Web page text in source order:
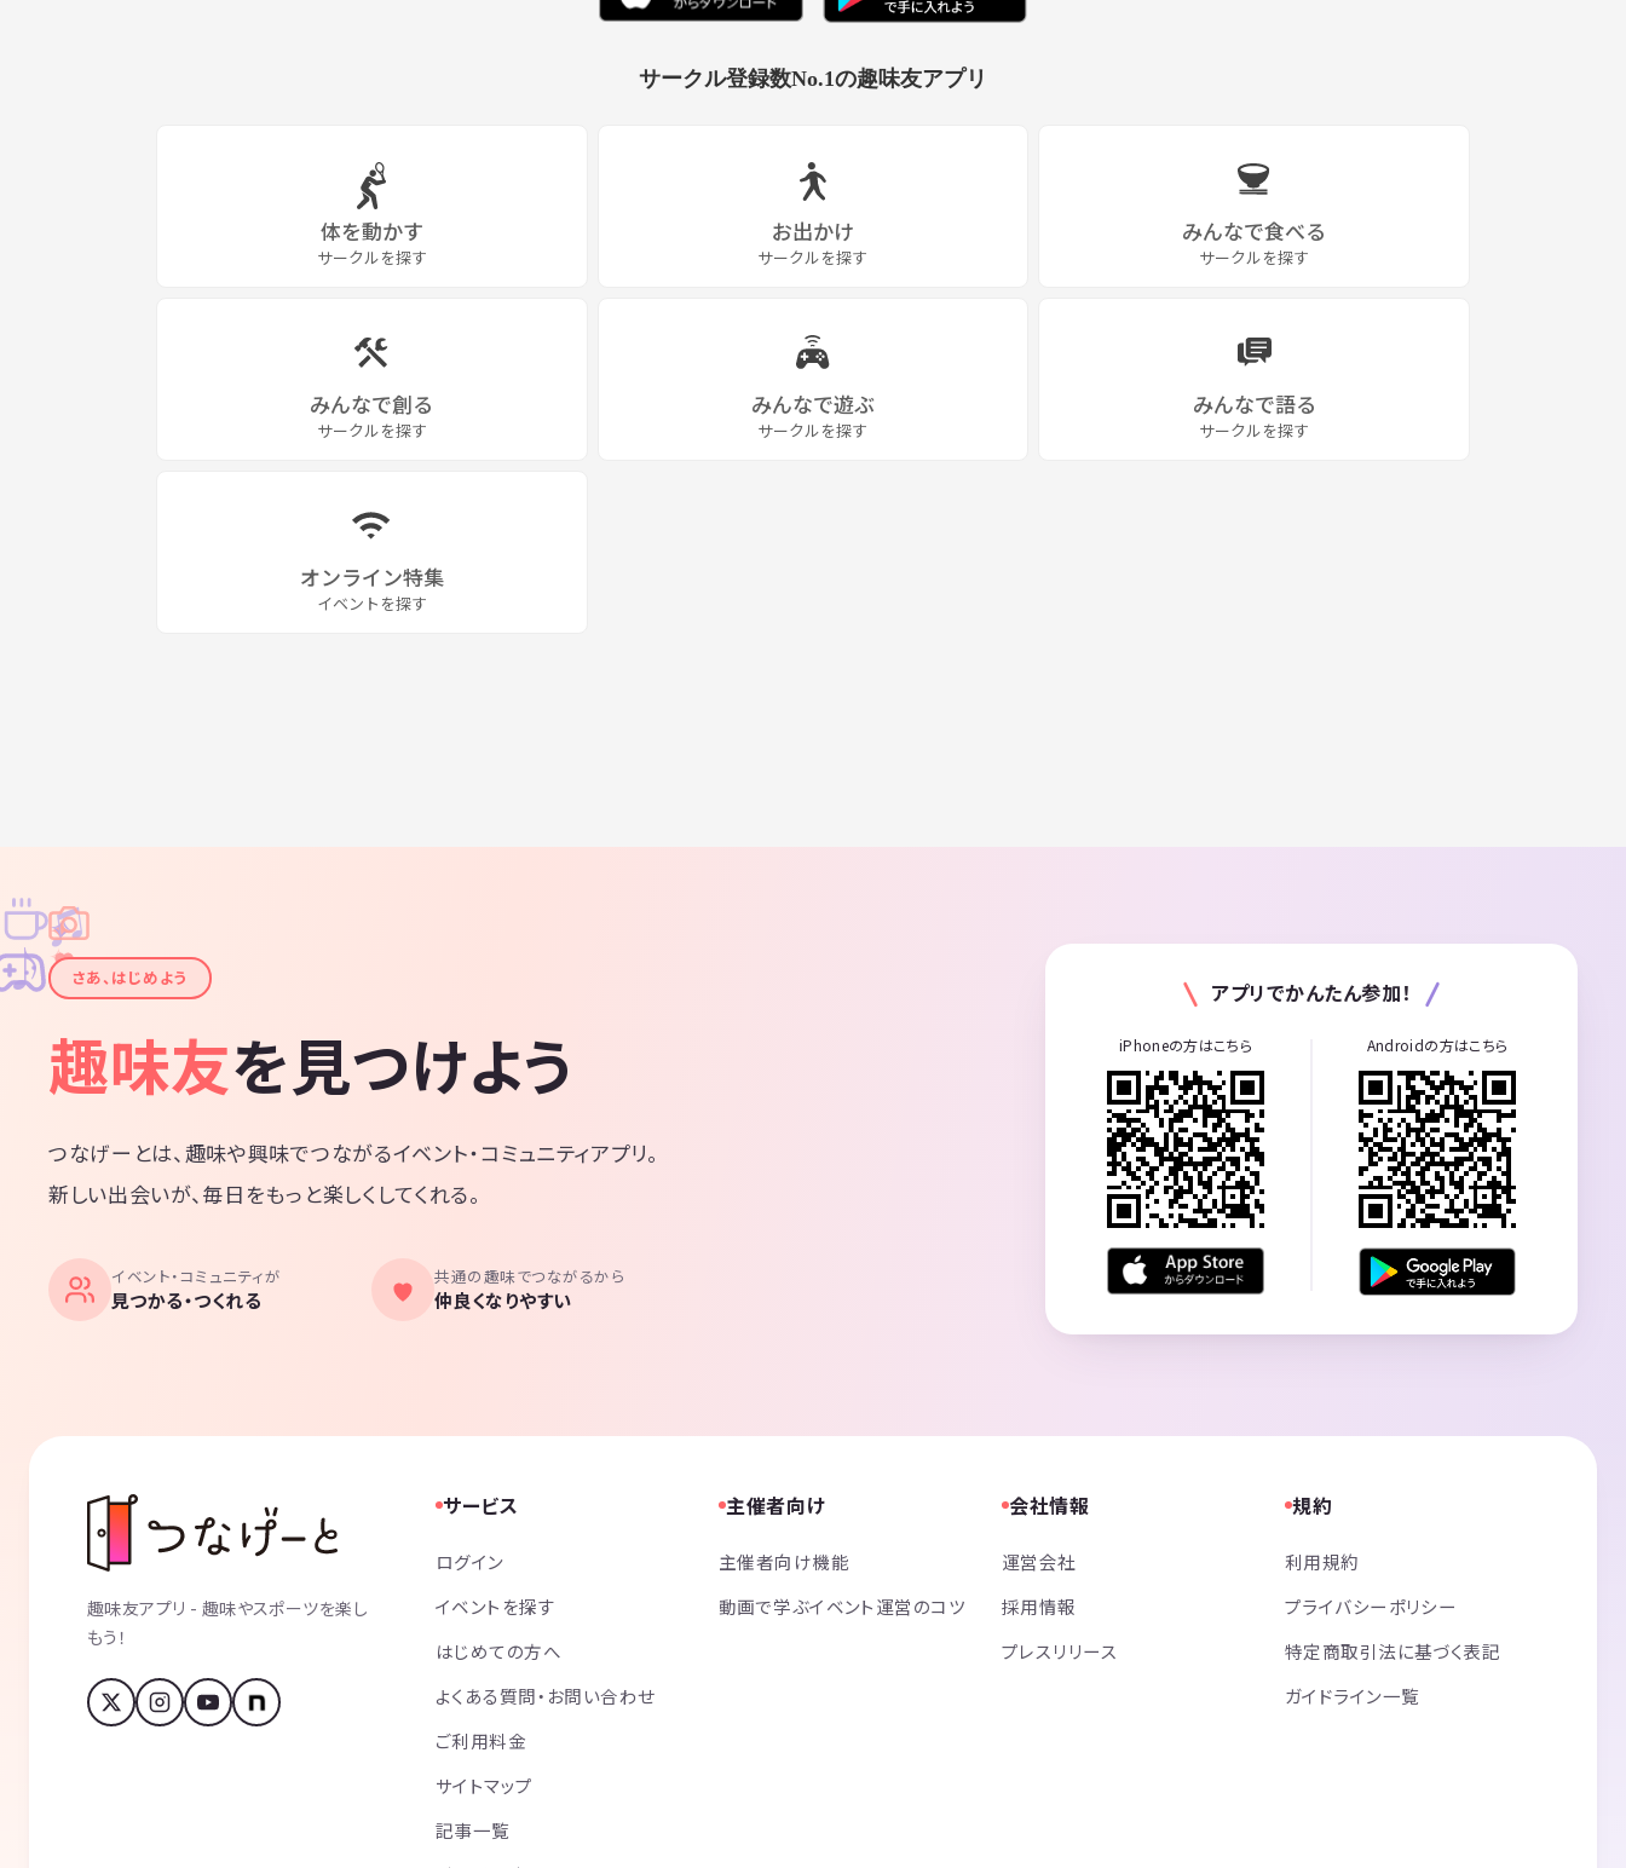
スポーツの後にはみんなでご飯に行くので、お時間ある方ぜひいらしてください✨✨
最後までお読み頂き、ありがとうございます✨
ご連絡お待ちしてます😊✨
サークル登録数No.1の趣味友アプリ
体を動かす
サークルを探す
お出かけ
サークルを探す
みんなで食べる
サークルを探す
みんなで創る
サークルを探す
みんなで遊ぶ
サークルを探す
みんなで語る
サークルを探す
オンライン特集
イベントを探す
✦
✦
✧
✧
♪
♫
さあ、はじめよう
趣味友を見つけよう
つなげーとは、趣味や興味でつながるイベント・コミュニティアプリ。
新しい出会いが、毎日をもっと楽しくしてくれる。
イベント・コミュニティが
見つかる・つくれる
共通の趣味でつながるから
仲良くなりやすい
アプリでかんたん参加！
iPhoneの方はこちら Androidの方はこちら
趣味友アプリ - 趣味やスポーツを楽し
もう！
サービス
ログイン
イベントを探す
はじめての方へ
よくある質問・お問い合わせ
ご利用料金
サイトマップ
記事一覧
主催者向け
主催者向け機能
動画で学ぶイベント運営のコツ
会社情報
運営会社
採用情報
プレスリリース
規約
利用規約
プライバシーポリシー
特定商取引法に基づく表記
ガイドライン一覧